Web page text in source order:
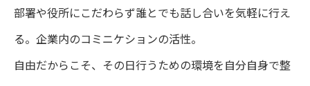
部署や役所にこだわらず誰とでも話し合いを気軽に行え
る。企業内のコミニケションの活性。
自由だからこそ、その日行うための環境を自分自身で整